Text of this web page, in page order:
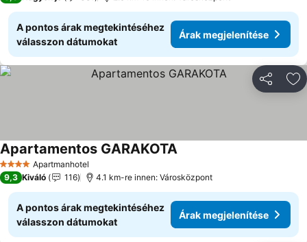
A pontos árak megtekintéséhez
válasszon dátumokat
Árak megjelenítése
4 KategóriaApartmanhotel
Apartamentos GARAKOTAÁrak megjelenítése
9,3 Kiváló 116 4.1 km-re innen: Városközpont
A pontos árak megtekintéséhez
válasszon dátumokat
Árak megjelenítése